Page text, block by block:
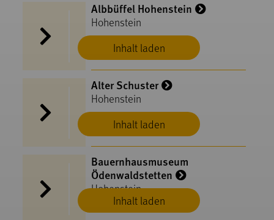
Inhalt laden
Albbüffel Hohenstein
Hohenstein
Inhalt laden
Alter Schuster
Hohenstein
Inhalt laden
Bauernhausmuseum
Ödenwaldstetten
Hohenstein